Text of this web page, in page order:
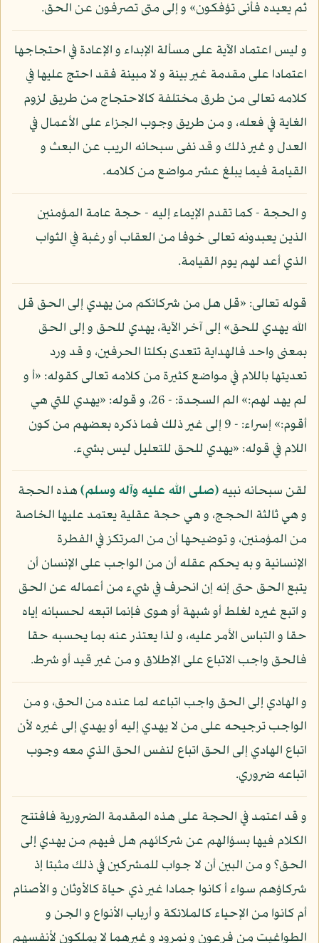
ثم يعيده فأنى تؤفكون» و إلى متى تصرفون عن الحق.
و ليس اعتماد الآية على مسألة الإبداء و الإعادة في احتجاجها
اعتمادا على مقدمة غير بينة و لا مبينة فقد احتج عليها في
كلامه تعالى من طرق مختلفة كالاحتجاج من طريق لزوم
الغاية في فعله، و من طريق وجوب الجزاء على الأعمال في
العدل و غير ذلك و قد نفى سبحانه الريب عن البعث و
القيامة فيما يبلغ عشر مواضع من كلامه.
و الحجة - كما تقدم الإيماء إليه - حجة عامة المؤمنين
الذين يعبدونه تعالى خوفا من العقاب أو رغبة في الثواب
الذي أعد لهم يوم القيامة.
قوله تعالى: «قل هل من شركائكم من يهدي إلى الحق قل
الله يهدي للحق» إلى آخر الآية، يهدي للحق و إلى الحق
بمعنى واحد فالهداية تتعدى بكلتا الحرفين، و قد ورد
تعديتها باللام في مواضع كثيرة من كلامه تعالى كقوله: «أ و
لم يهد لهم:» الم السجدة: - 26، و قوله: «يهدي للتي هي
أقوم:» إسراء: - 9 إلى غير ذلك فما ذكره بعضهم من كون
اللام في قوله: «يهدي للحق للتعليل ليس بشيء.
لقن سبحانه نبيه(صلى الله عليه وآله وسلم)هذه الحجة
و هي ثالثة الحجج، و هي حجة عقلية يعتمد عليها الخاصة
من المؤمنين، و توضيحها أن من المرتكز في الفطرة
الإنسانية و به يحكم عقله أن من الواجب على الإنسان أن
يتبع الحق حتى إنه إن انحرف في شيء من أعماله عن الحق
و اتبع غيره لغلط أو شبهة أو هوى فإنما اتبعه لحسبانه إياه
حقا و التباس الأمر عليه، و لذا يعتذر عنه بما يحسبه حقا
فالحق واجب الاتباع على الإطلاق و من غير قيد أو شرط.
و الهادي إلى الحق واجب اتباعه لما عنده من الحق، و من
الواجب ترجيحه على من لا يهدي إليه أو يهدي إلى غيره لأن
اتباع الهادي إلى الحق اتباع لنفس الحق الذي معه وجوب
اتباعه ضروري.
و قد اعتمد في الحجة على هذه المقدمة الضرورية فافتتح
الكلام فيها بسؤالهم عن شركائهم هل فيهم من يهدي إلى
الحق؟ و من البين أن لا جواب للمشركين في ذلك مثبتا إذ
شركاؤهم سواء أ كانوا جمادا غير ذي حياة كالأوثان و الأصنام
أم كانوا من الإحياء كالملائكة و أرباب الأنواع و الجن و
الطواغيت من فرعون و نمرود و غيرهما لا يملكون لأنفسهم